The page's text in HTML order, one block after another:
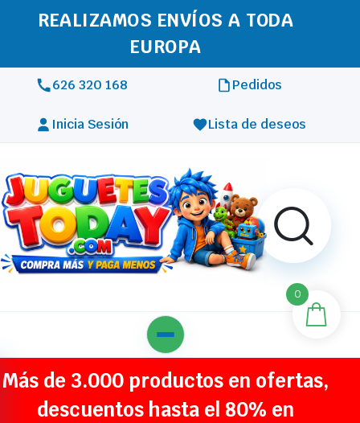
REALIZAMOS ENVÍOS A TODA
EUROPA
626 320 168 Pedidos
Inicia Sesión Lista de deseos
Más de 3.000 productos en ofertas,
descuentos hasta el 80% en
0